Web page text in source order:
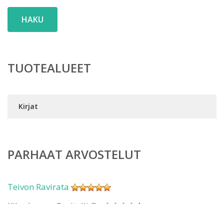
HAKU
TUOTEALUEET
Kirjat
PARHAAT ARVOSTELUT
Teivon Ravirata